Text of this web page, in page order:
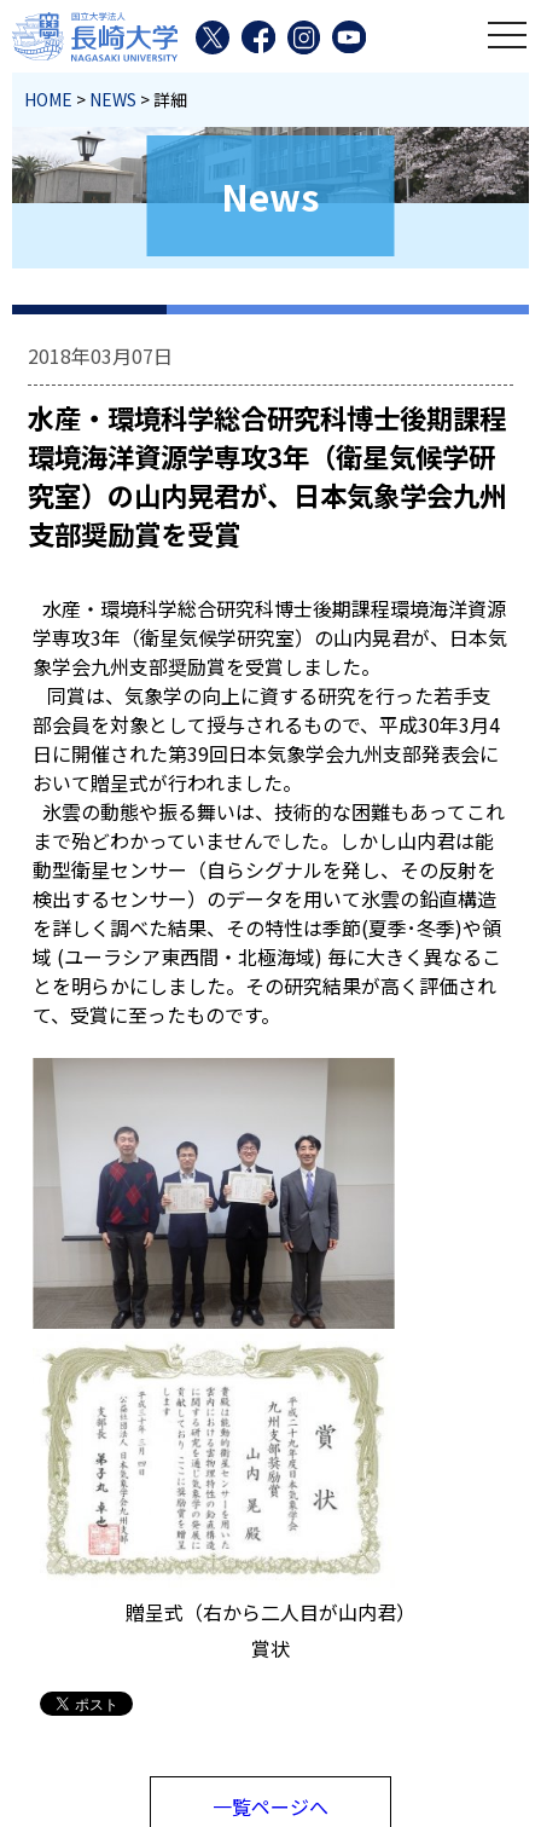
HOME > NEWS > 詳細
News
2018年03月07日
水産・環境科学総合研究科博士後期課程
環境海洋資源学専攻3年（衛星気候学研
究室）の山内晃君が、日本気象学会九州
支部奨励賞を受賞
水産・環境科学総合研究科博士後期課程環境海洋資源
学専攻3年（衛星気候学研究室）の山内晃君が、日本気
象学会九州支部奨励賞を受賞しました。
同賞は、気象学の向上に資する研究を行った若手支
部会員を対象として授与されるもので、平成30年3月4
日に開催された第39回日本気象学会九州支部発表会に
おいて贈呈式が行われました。
氷雲の動態や振る舞いは、技術的な困難もあってこれ
まで殆どわかっていませんでした。しかし山内君は能
動型衛星センサー（自らシグナルを発し、その反射を
検出するセンサー）のデータを用いて氷雲の鉛直構造
を詳しく調べた結果、その特性は季節(夏季･冬季)や領
域 (ユーラシア東西間・北極海域) 毎に大きく異なるこ
とを明らかにしました。その研究結果が高く評価され
て、受賞に至ったものです。
贈呈式（右から二人目が山内君）
賞状
一覧ページへ